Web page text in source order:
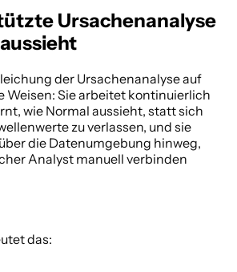
Ursachenanalyse
der Ursachenanalyse auf
Weisen: Sie arbeitet kontinuierlich
wie Normal aussieht, statt sich
zu verlassen, und sie
die Datenumgebung hinweg,
Analyst manuell verbinden
das: